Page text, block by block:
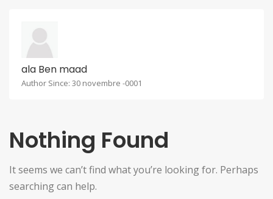
ala Ben maad
Author Since: 30 novembre -0001
Nothing Found
It seems we can’t find what you’re looking for. Perhaps
searching can help.